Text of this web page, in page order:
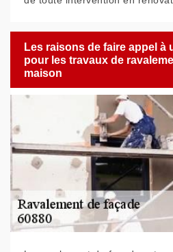
Les raisons de faire appel à
pour les travaux de
maison